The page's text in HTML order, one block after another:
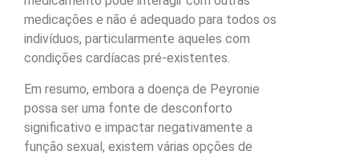
medicações e não é adequado para todos os
indivíduos, particularmente aqueles com
condições cardíacas pré-existentes.
Em resumo, embora a doença de Peyronie
possa ser uma fonte de desconforto
significativo e impactar negativamente a
função sexual, existem várias opções de